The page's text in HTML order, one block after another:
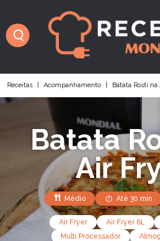
Receitas Acompanhamento Batata Rosti na
Batata
Air
Médio Até 30 min
Air Fryer Air Fryer 6L
Multi Processador